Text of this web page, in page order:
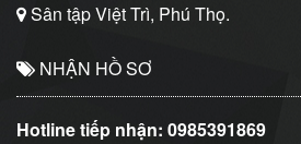
Sân tập Việt Trì, Phú Thọ.
NHẬN HỒ SƠ
Hotline tiếp nhận: 0985391869